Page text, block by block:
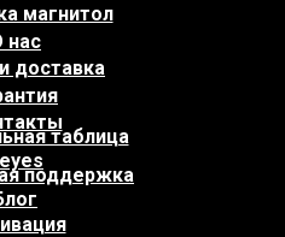
магнитол
таблица
поддержка
доставка
нас